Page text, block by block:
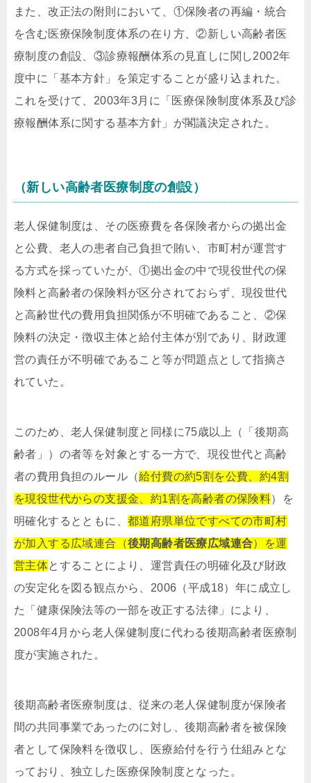
また、改正法の附則において、①保険者の再編・統合
を含む医療保険制度体系の在り方、②新しい高齢者医
療制度の創設、③診療報酬体系の見直しに関し2002年
度中に「基本方針」を策定することが盛り込まれた。
これを受けて、2003年3月に「医療保険制度体系及び診
療報酬体系に関する基本方針」が閣議決定された。
（新しい高齢者医療制度の創設）
老人保健制度は、その医療費を各保険者からの拠出金
と公費、老人の患者自己負担で賄い、市町村が運営す
る方式を採っていたが、①拠出金の中で現役世代の保
険料と高齢者の保険料が区分されておらず、現役世代
と高齢世代の費用負担関係が不明確であること、②保
険料の決定・徴収主体と給付主体が別であり、財政運
営の責任が不明確であること等が問題点として指摘さ
れていた。
このため、老人保健制度と同様に75歳以上（「後期高
齢者」）の者等を対象とする一方で、現役世代と高齢
者の費用負担のルール（給付費の約5割を公費、約4割
を現役世代からの支援金、約1割を高齢者の保険料）を
明確化するとともに、 都道府県単位ですべての市町村
が加入する広域連合（後期高齢者医療広域連合）を運
営主体とすることにより、運営責任の明確化及び財政
の安定化を図る観点から、2006（平成18）年に成立し
た「健康保険法等の一部を改正する法律」により、
2008年4月から老人保健制度に代わる後期高齢者医療制
度が実施された。
後期高齢者医療制度は、従来の老人保健制度が保険者
間の共同事業であったのに対し、後期高齢者を被保険
者として保険料を徴収し、医療給付を行う仕組みとな
っており、独立した医療保険制度となった。